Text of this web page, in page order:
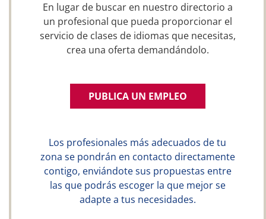
En lugar de buscar en nuestro directorio a
un profesional que pueda proporcionar el
servicio de clases de idiomas que necesitas,
crea una oferta demandándolo.
PUBLICA UN EMPLEO
Los profesionales más adecuados de tu
zona se pondrán en contacto directamente
contigo, enviándote sus propuestas entre
las que podrás escoger la que mejor se
adapte a tus necesidades.